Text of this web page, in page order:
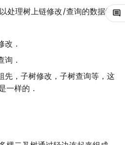
CLion
GUIDE
pb_ds
堆排序
锦标赛排序
费马小定理 & 欧拉定理
中国剩余定理
多项式初等函数
符号化方法
伯努利数
分拆数
线性映射
Jordan标准型
树分治
树哈希
处理树上链修改/查询的数据结
改．
询．
先，子树修改，子树查询等，这
一样的．